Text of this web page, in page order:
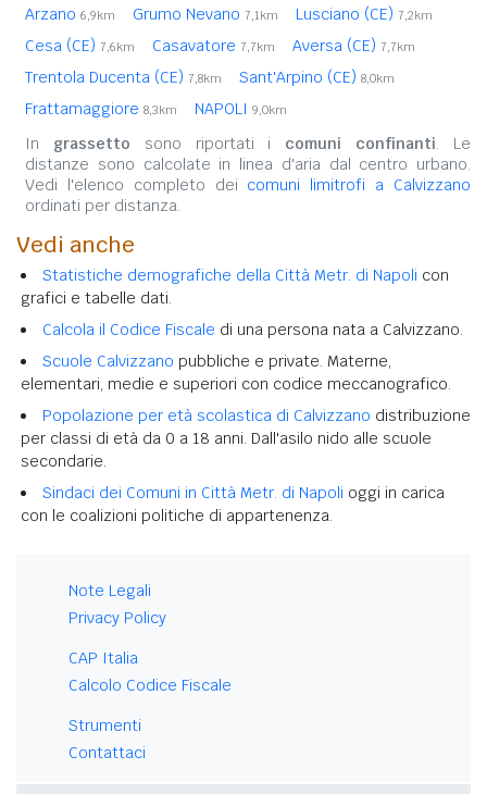
Arzano 6,9km Grumo Nevano 7,1km Lusciano (CE) 7,2km
Cesa (CE) 7,6km Casavatore 7,7km Aversa (CE) 7,7km
Trentola Ducenta (CE) 7,8km Sant'Arpino (CE) 8,0km
Frattamaggiore 8,3km NAPOLI 9,0km
In grassetto sono riportati i comuni confinanti. Le
distanze sono calcolate in linea d'aria dal centro urbano.
Vedi l'elenco completo dei comuni limitrofi a Calvizzano
ordinati per distanza.
Vedi anche
Statistiche demografiche della Città Metr. di Napoli con
grafici e tabelle dati.
Calcola il Codice Fiscale di una persona nata a Calvizzano.
Scuole Calvizzano pubbliche e private. Materne,
elementari, medie e superiori con codice meccanografico.
Popolazione per età scolastica di Calvizzano distribuzione
per classi di età da 0 a 18 anni. Dall'asilo nido alle scuole
secondarie.
Sindaci dei Comuni in Città Metr. di Napoli oggi in carica
con le coalizioni politiche di appartenenza.
Note Legali
Privacy Policy
CAP Italia
Calcolo Codice Fiscale
Strumenti
Contattaci